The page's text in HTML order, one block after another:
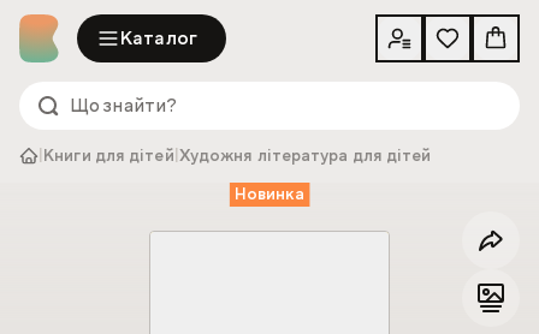
Каталог
Книги для дітей Художня література для дітей
Новинка